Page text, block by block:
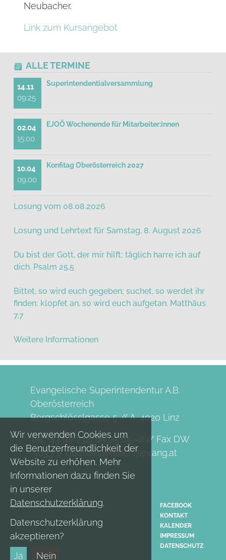
Wir verwenden Cookies um
die Benutzerfreundlichkeit der
Website zu erhöhen. Mehr
Informationen dazu finden Sie
in unserer
Datenschutzerklärung.
Datenschutzerklärung
akzeptieren?
Ja
Nein
Neubacher.
Link zum Kursangebot
ALLE TERMINE
14.11
09:25
Superintendentialversammlung
02.04
15:00
EJOÖ Wochenende für Mitarbeiter:innen
10.04
09:00
Konfitag Oberösterreich 2027
Losung vom 08.08.2026
Losung und Lehrtext für Samstag, 8. August 2026
Du bist der Gott, der mir hilft; täglich harre ich auf
dich. Psalm 25,5
Bittet, so wird euch gegeben; suchet, so werdet ihr
finden; klopfet an, so wird euch aufgetan. Matthäus
7,7
Weitere Informationen
Evangelische Superintendentur A.B.
Oberösterreich
Bergschlösslgasse 5 // A-4020 Linz
Tel. +43 (0) 732/65 75 65 -0 // Fax DW
-1033 //oberoesterreich@evang.at
FACEBOOK
KONTAKT
KALENDER
IMPRESSUM
DATENSCHUTZ